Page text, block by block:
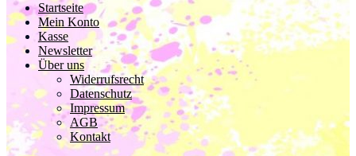
Startseite
Mein Konto
Kasse
Newsletter
Über uns
Widerrufsrecht
Datenschutz
Impressum
AGB
Kontakt